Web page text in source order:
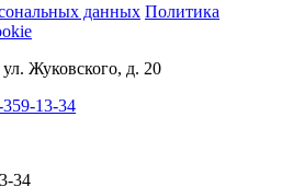
данных Политика
Жуковского, д. 20
13-34
34